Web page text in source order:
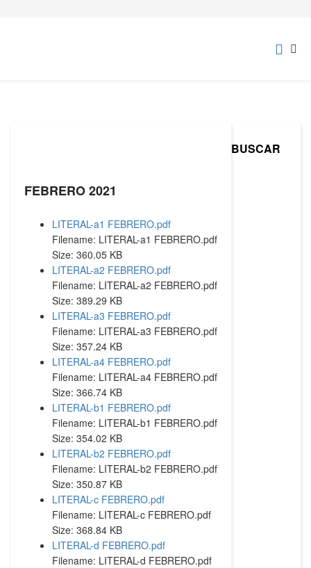
FEBRERO 2021
LITERAL-a1 FEBRERO.pdf
Filename: LITERAL-a1 FEBRERO.pdf
Size: 360.05 KB
LITERAL-a2 FEBRERO.pdf
Filename: LITERAL-a2 FEBRERO.pdf
Size: 389.29 KB
LITERAL-a3 FEBRERO.pdf
Filename: LITERAL-a3 FEBRERO.pdf
Size: 357.24 KB
LITERAL-a4 FEBRERO.pdf
Filename: LITERAL-a4 FEBRERO.pdf
Size: 366.74 KB
LITERAL-b1 FEBRERO.pdf
Filename: LITERAL-b1 FEBRERO.pdf
Size: 354.02 KB
LITERAL-b2 FEBRERO.pdf
Filename: LITERAL-b2 FEBRERO.pdf
Size: 350.87 KB
LITERAL-c FEBRERO.pdf
Filename: LITERAL-c FEBRERO.pdf
Size: 368.84 KB
LITERAL-d FEBRERO.pdf
Filename: LITERAL-d FEBRERO.pdf
BUSCAR